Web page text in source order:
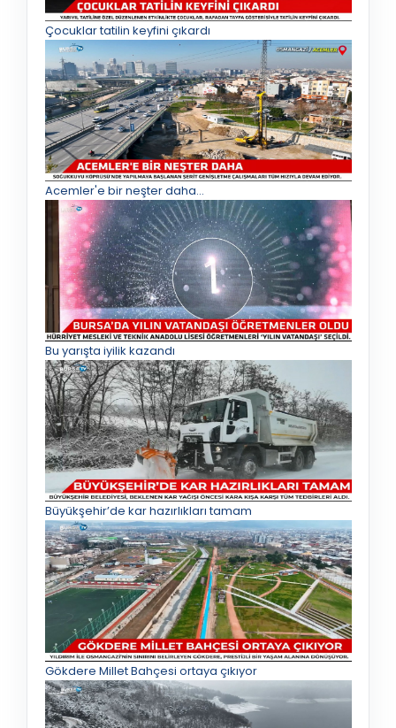
Çocuklar tatilin keyfini çıkardı
Acemler'e bir neşter daha...
Bu yarışta iyilik kazandı
Büyükşehir’de kar hazırlıkları tamam
Gökdere Millet Bahçesi ortaya çıkıyor